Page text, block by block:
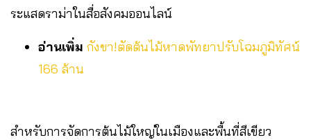
ระแสดราม่าในสื่อสังคมออนไลน์
อ่านเพิ่ม กังขา!ตัดต้นไม้หาดพัทยาปรับโฉมภูมิทัศน์
166 ล้าน
สำหรับการจัดการต้นไม้ใหญ่ในเมืองและพื้นที่สีเขียว